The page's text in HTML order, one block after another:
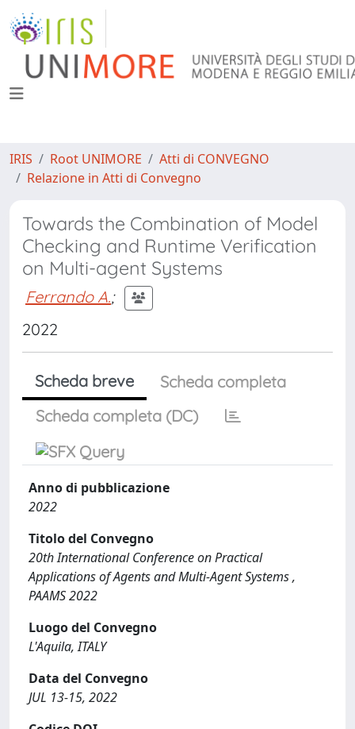
IRIS Root UNIMORE
Atti di CONVEGNO
Relazione in Atti di Convegno
Towards the Combination of Model
Checking and Runtime Verification
on Multi-agent Systems
Ferrando A.;
2022
Scheda breve
Scheda completa
Scheda completa (DC)
Anno di pubblicazione
2022
Titolo del Convegno
20th International Conference on Practical
Applications of Agents and Multi-Agent Systems ,
PAAMS 2022
Luogo del Convegno
L'Aquila, ITALY
Data del Convegno
JUL 13-15, 2022